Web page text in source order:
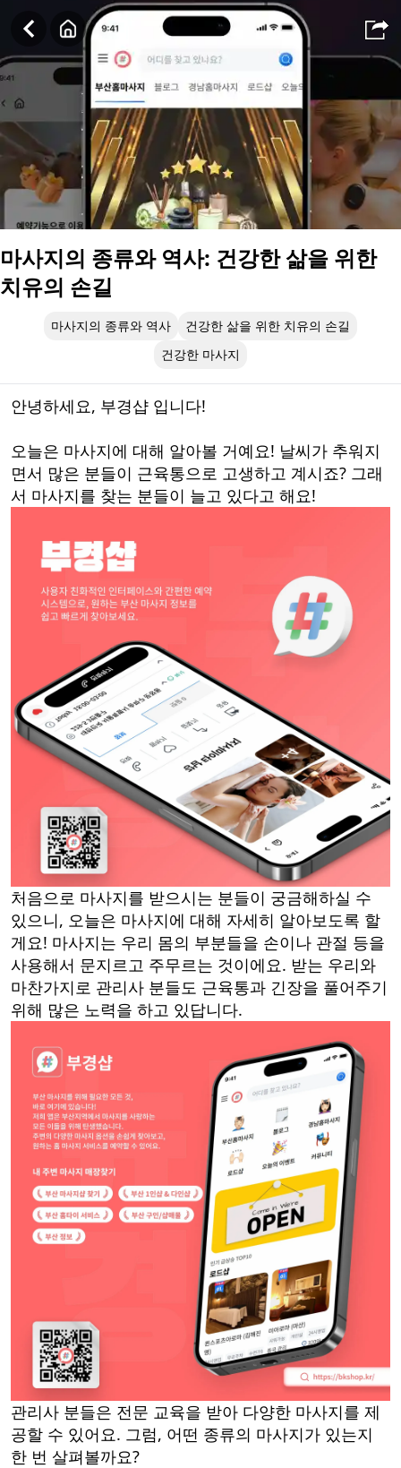
마사지의 종류와 역사: 건강한 삶을 위한 치유의 손길
마사지의 종류와 역사: 건강한 삶을 위한
치유의 손길
마사지의 종류와 역사
건강한 삶을 위한 치유의 손길
건강한 마사지
안녕하세요, 부경샵 입니다!
오늘은 마사지에 대해 알아볼 거예요! 날씨가 추워지
면서 많은 분들이 근육통으로 고생하고 계시죠? 그래
서 마사지를 찾는 분들이 늘고 있다고 해요!
처음으로 마사지를 받으시는 분들이 궁금해하실 수
있으니, 오늘은 마사지에 대해 자세히 알아보도록 할
게요! 마사지는 우리 몸의 부분들을 손이나 관절 등을
사용해서 문지르고 주무르는 것이에요. 받는 우리와
마찬가지로 관리사 분들도 근육통과 긴장을 풀어주기
위해 많은 노력을 하고 있답니다.
관리사 분들은 전문 교육을 받아 다양한 마사지를 제
공할 수 있어요. 그럼, 어떤 종류의 마사지가 있는지
한 번 살펴볼까요?